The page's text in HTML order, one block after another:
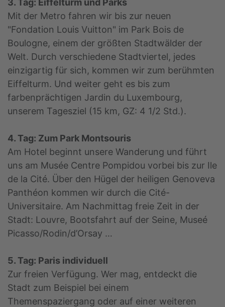
Mit der Metro fahren wir bis zur neuen
"Fondation Louis Vuitton" im Park Bois de
Boulogne, einem der größten Stadtwälder der
Welt. Durch verschiedene Stadtviertel, jedes
einzigartig für sich, kommen wir zum berühmten
Eiffelturm. Und weiter geht es bis zum
farbenprächtigen Jardin du Luxembourg,
unserem Tagesziel (15 km, GZ: 4 1/2 Std.).
4. Tag: Zum Park Montsouris
Am Hotel beginnt unsere Wanderung und führt
uns am Musée Centre Pompidou vorbei bis zur Ile
de la Cité. Über den Hügel der heiligen Genoveva
Panthéon kommen wir durch die Cité-
Universitaire. Am Nachmittag freie Zeit in der
Stadt: Louvre, Bootsfahrt auf der Seine, Museé
Picasso/Rodin/d’Orsay …
5. Tag: Paris individuell
Zur freien Verfügung. Wer mag, entdeckt die
Stadt zum Beispiel bei einem
Themenspaziergang oder auf einer weiteren